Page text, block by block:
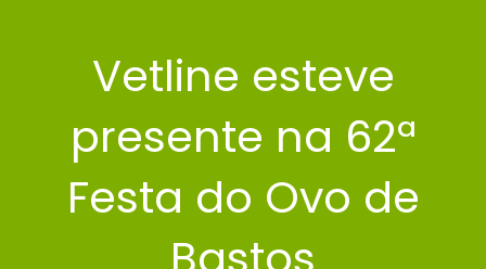
Vetline esteve
presente na 62ª
Festa do Ovo de